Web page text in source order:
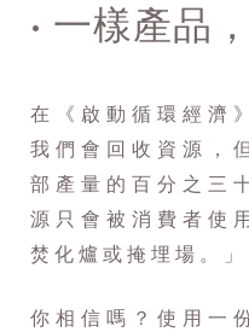
• 一樣產品
在《啟動循環經濟
我們會回收資源，
部產量的百分之三
源只會被消費者使
焚化爐或掩埋場。」
你相信嗎？使用一